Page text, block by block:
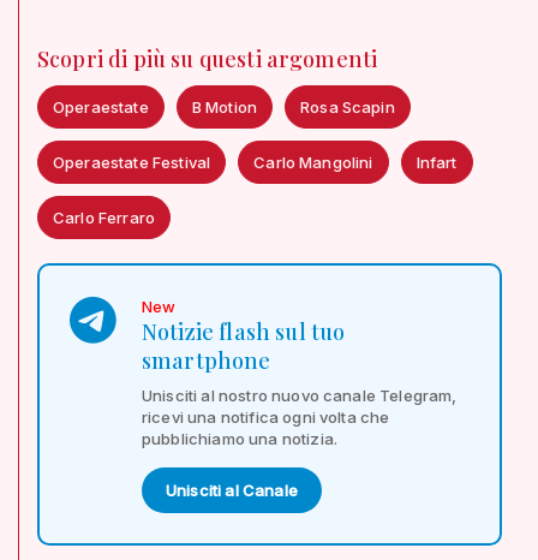
Scopri di più su questi argomenti
Operaestate B Motion Rosa Scapin
Operaestate Festival Carlo Mangolini Infart
Carlo Ferraro
New
Notizie flash sul tuo
smartphone
Unisciti al nostro nuovo canale Telegram,
ricevi una notifica ogni volta che
pubblichiamo una notizia.
Unisciti al Canale